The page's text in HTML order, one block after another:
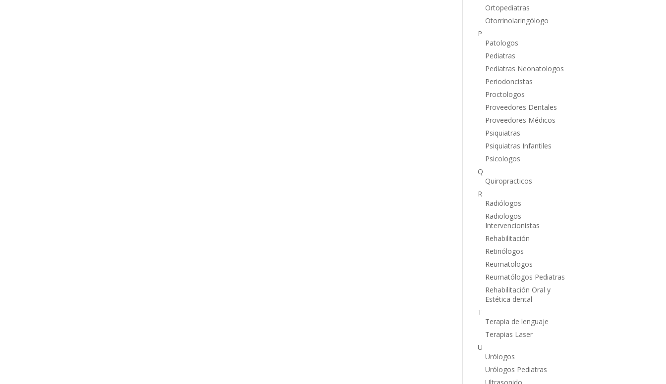
Ortopediatras
Otorrinolaringólogo
P
Patologos
Pediatras
Pediatras Neonatologos
Periodoncistas
Proctologos
Proveedores Dentales
Proveedores Médicos
Psiquiatras
Psiquiatras Infantiles
Psicologos
Q
Quiropracticos
R
Radiólogos
Radiologos
Intervencionistas
Rehabilitación
Retinólogos
Reumatologos
Reumatólogos Pediatras
Rehabilitación Oral y
Estética dental
T
Terapia de lenguaje
Terapias Laser
U
Urólogos
Urólogos Pediatras
Ultrasonido